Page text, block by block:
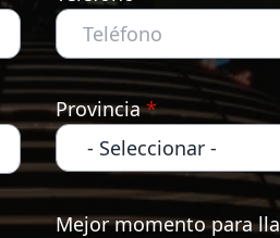
Provincia*
Mejor momento para